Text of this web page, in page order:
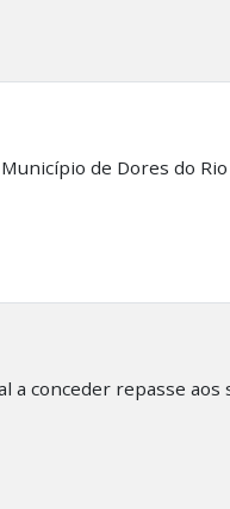
de Dores do
a conceder repasse